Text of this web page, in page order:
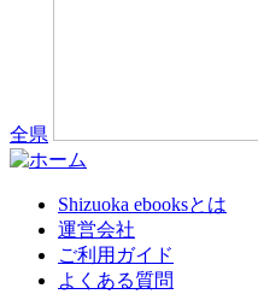
全県
Shizuoka ebooksとは
運営会社
ご利用ガイド
よくある質問